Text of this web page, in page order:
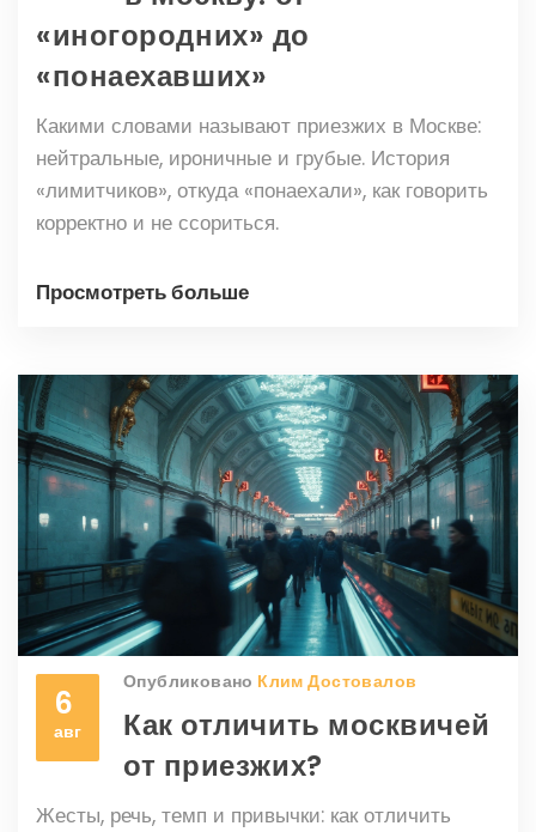
«иногородних» до
«понаехавших»
Какими словами называют приезжих в Москве:
нейтральные, ироничные и грубые. История
«лимитчиков», откуда «понаехали», как говорить
корректно и не ссориться.
Просмотреть больше
6
авг
Опубликовано Клим Достовалов
Как отличить москвичей
от приезжих?
Жесты, речь, темп и привычки: как отличить